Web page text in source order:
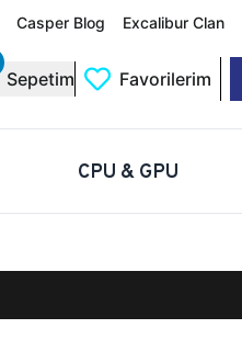
Casper Blog Excalibur Clan
Sepetim Favorilerim
CPU & GPU